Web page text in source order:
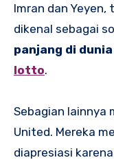
Imran dan
dikenal sebagai
panjang di
lotto.
Sebagian lainnya
United. Mereka
diapresiasi